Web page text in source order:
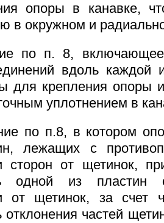
опоры в канавке,
в окружном и
по п. 8,
вдоль каждой
для крепления опоры
уплотнением в
по п.8, в котором
лежащих с
сторон от щетинок,
одной из пластин
от щетинок, за счет
отклонения частей